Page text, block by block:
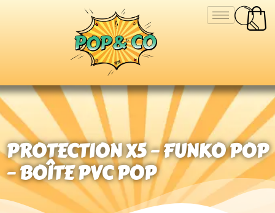
PROTECTION X5 – FUNKO POP
– BOÎTE PVC POP